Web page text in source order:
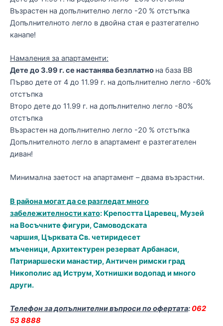
Възрастен на допълнително легло -20 % отстъпка
Допълнителното легло в двойна стая е разтегателно
канапе!
Намаления за апартаменти:
Дете до 3.99 г. се настанява безплатно на база BB
Първо дете от 4 до 11.99 г. на допълнително легло -60%
отстъпка
Второ дете до 11.99 г. на допълнително легло -80%
отстъпка
Възрастен на допълнително легло -20 % отстъпка
Допълнителното легло в апартамент е разтегателен
диван!
Минимална заетост на апартамент – двама възрастни.
В района могат да се разгледат много
забележителности като: Крепостта Царевец, Музей
на Восъчните фигури, Самоводската
чаршия, Църквата Св. четиридесет
мъченици, Архитектурен резерват Арбанаси,
Патриаршески манастир, Античен римски град
Никополис ад Иструм, Хотнишки водопад и много
други.
Телефон за допълнителни въпроси по офертата:062
53 8888